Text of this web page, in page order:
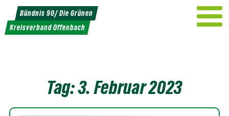
Weiter
zum
Inhalt
Bündnis 90/ Die Grünen
Kreisverband Offenbach
Tag:3. Februar 2023